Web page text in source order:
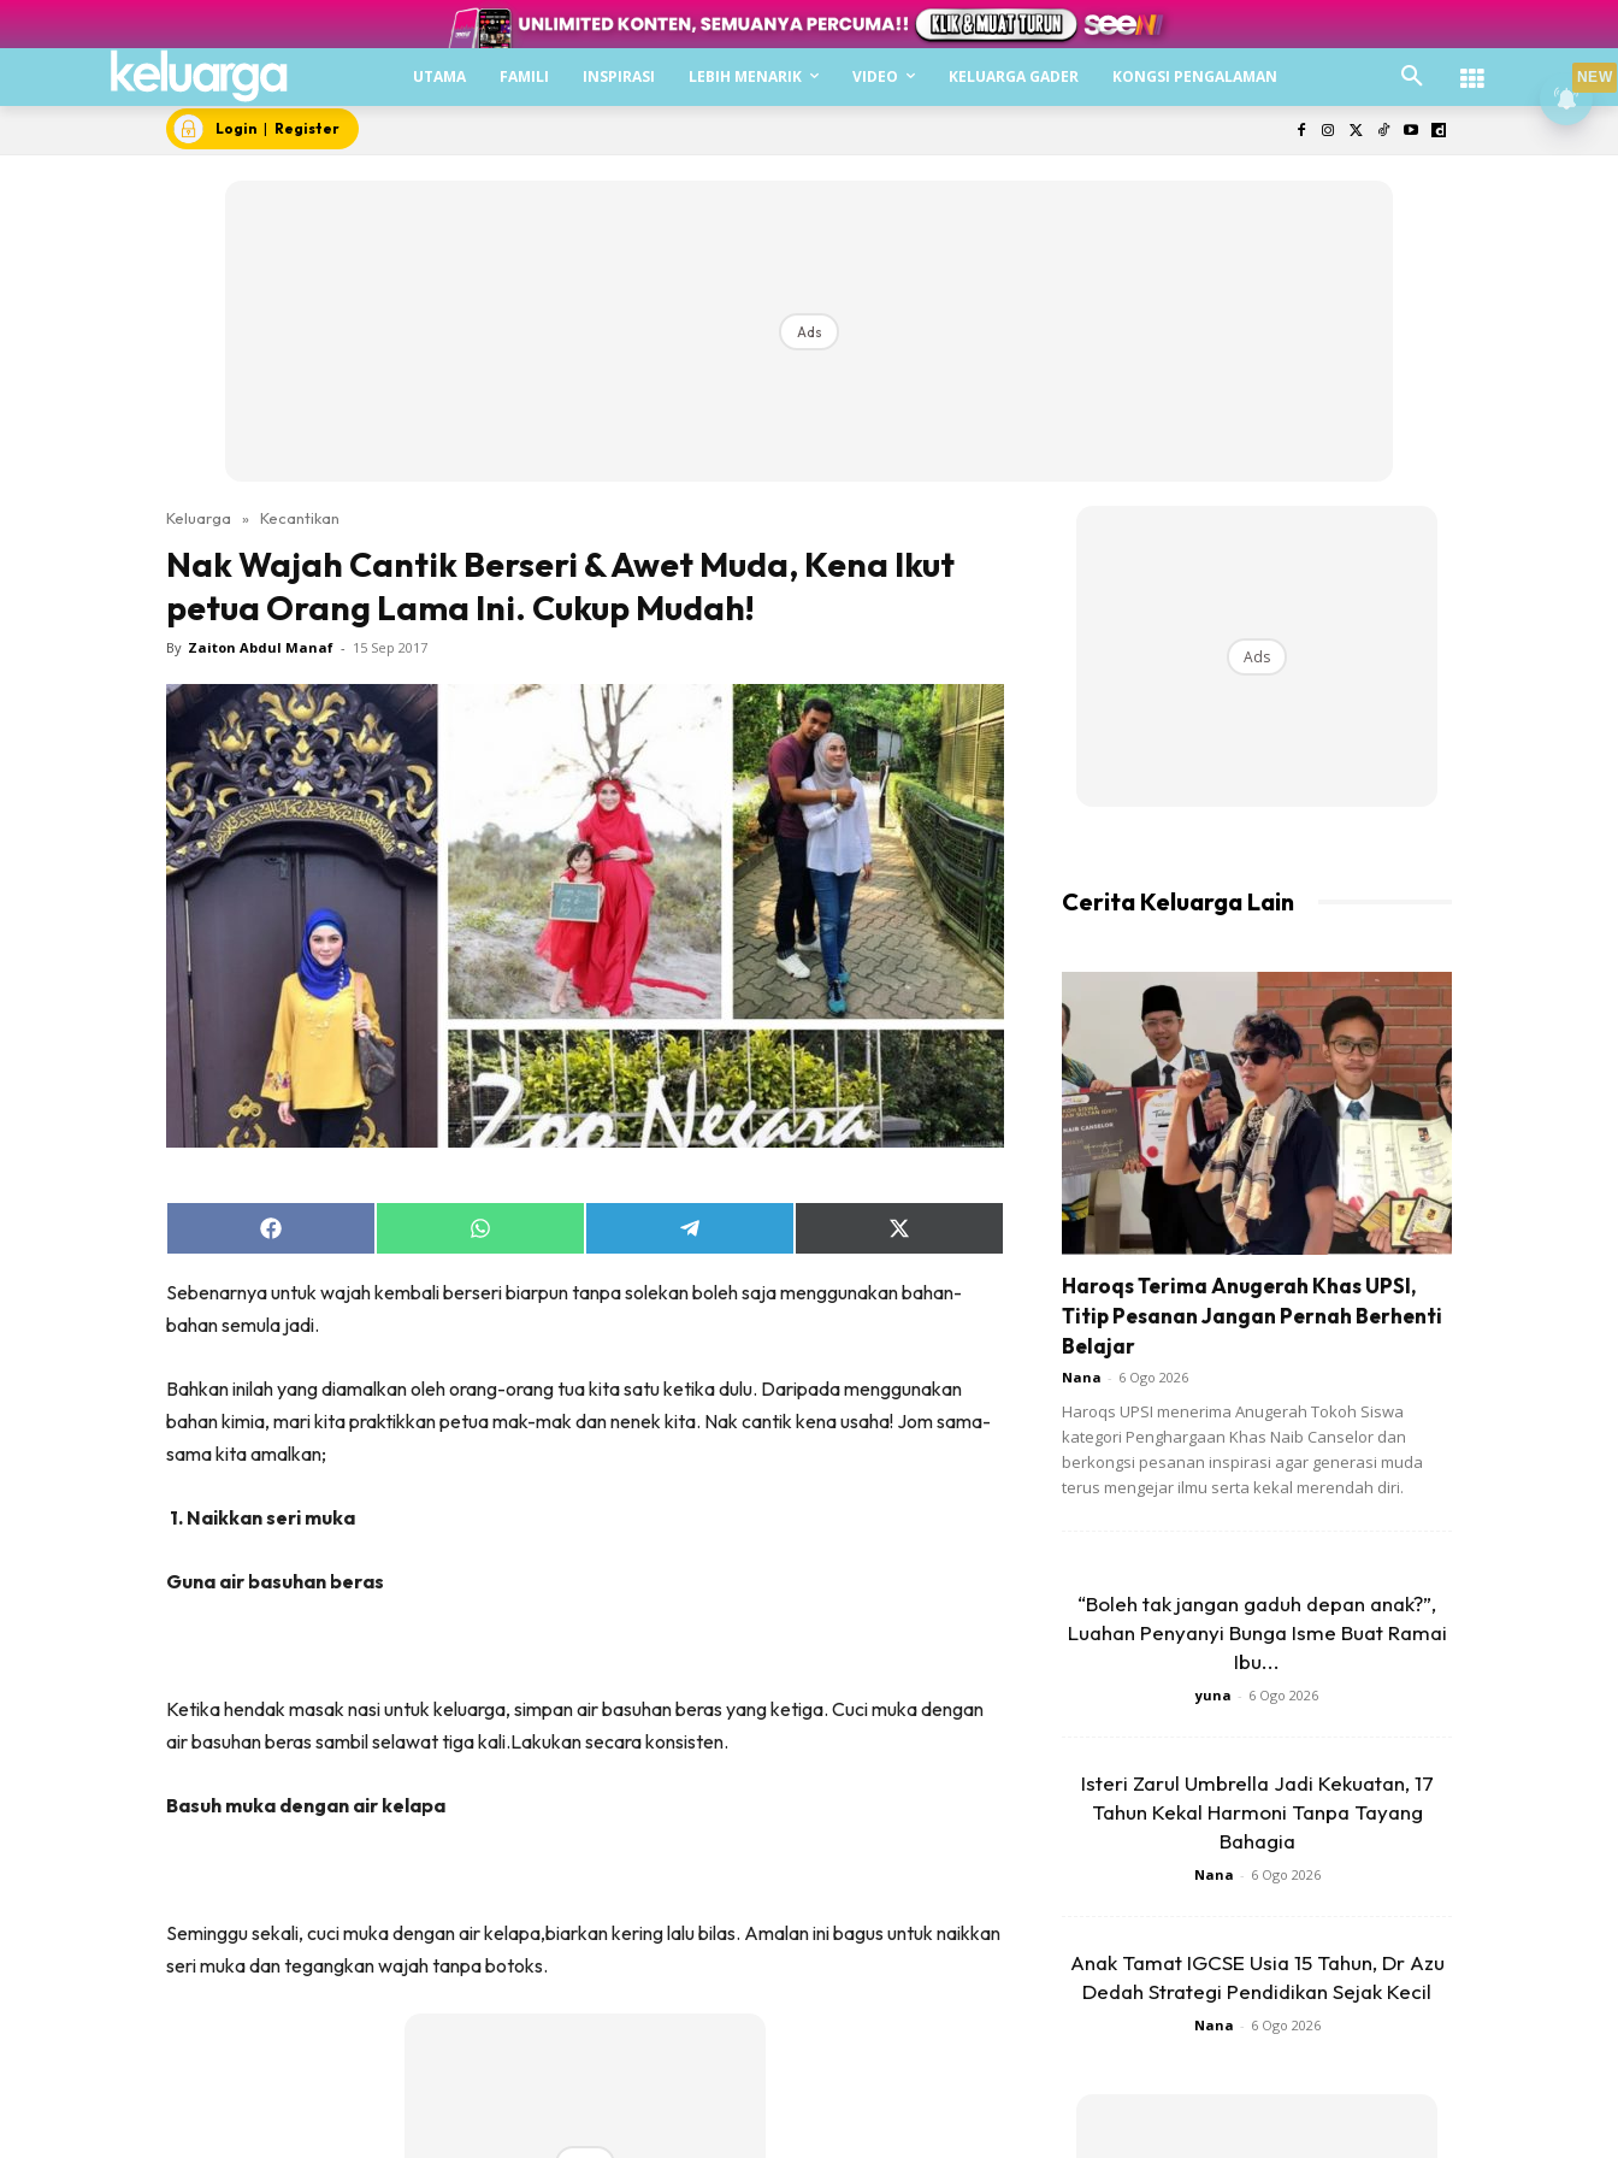
UTAMA FAMILI INSPIRASI LEBIH MENARIK VIDEO KELUARGA GADER KONGSI PENGALAMAN
Login | Register
Ads
Keluarga » Kecantikan
Nak Wajah Cantik Berseri & Awet Muda, Kena Ikut
petua Orang Lama Ini. Cukup Mudah!
By Zaiton Abdul Manaf - 15 Sep 2017
Share
on
Share
on
Share
on
Share
on
(Twitter)
Sebenarnya untuk wajah kembali berseri biarpun tanpa solekan boleh saja menggunakan bahan-
bahan semula jadi.
Bahkan inilah yang diamalkan oleh orang-orang tua kita satu ketika dulu. Daripada menggunakan
bahan kimia, mari kita praktikkan petua mak-mak dan nenek kita. Nak cantik kena usaha! Jom sama-
sama kita amalkan;
1. Naikkan seri muka
Guna air basuhan beras
Ketika hendak masak nasi untuk keluarga, simpan air basuhan beras yang ketiga. Cuci muka dengan
air basuhan beras sambil selawat tiga kali.Lakukan secara konsisten.
Basuh muka dengan air kelapa
Seminggu sekali, cuci muka dengan air kelapa,biarkan kering lalu bilas. Amalan ini bagus untuk naikkan
seri muka dan tegangkan wajah tanpa botoks.
Ads
Cerita Keluarga Lain
Haroqs Terima Anugerah Khas UPSI,
Titip Pesanan Jangan Pernah Berhenti
Belajar
Nana - 6 Ogo 2026
Haroqs UPSI menerima Anugerah Tokoh Siswa
kategori Penghargaan Khas Naib Canselor dan
berkongsi pesanan inspirasi agar generasi muda
terus mengejar ilmu serta kekal merendah diri.
“Boleh tak jangan gaduh depan anak?”,
Luahan Penyanyi Bunga Isme Buat Ramai
Ibu...
yuna - 6 Ogo 2026
Isteri Zarul Umbrella Jadi Kekuatan, 17
Tahun Kekal Harmoni Tanpa Tayang
Bahagia
Nana - 6 Ogo 2026
Anak Tamat IGCSE Usia 15 Tahun, Dr Azu
Dedah Strategi Pendidikan Sejak Kecil
Nana - 6 Ogo 2026
NEW